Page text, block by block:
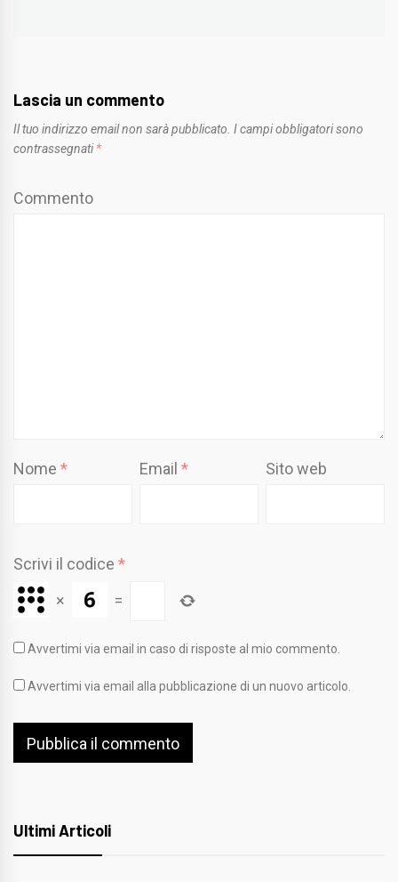
Lascia un commento
Il tuo indirizzo email non sarà pubblicato. I campi obbligatori sono
contrassegnati *
Commento
Nome * Email* Sito web
Scrivi il codice *
×
=
Avvertimi via email in caso di risposte al mio commento.
Avvertimi via email alla pubblicazione di un nuovo articolo.
Ultimi Articoli